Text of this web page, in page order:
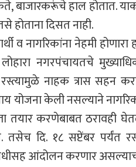
बाजारकरूंचे हाल होतात.
होताना दिसत नाही.
व नागरिकांना नेहमी
नगरपंचायतचे
नाहक त्रास सहन
योजना केली नसल्याने
तयार करणेबाबत ठरावही
तसेच दि. १८ सप्टेंबर पर्यंत
आंदोलन करणार